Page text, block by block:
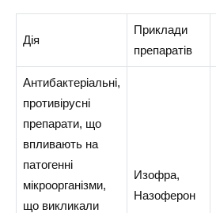
Дія
Приклади
препаратів
Антибактеріальні,
противірусні
препарати, що
впливають на
патогенні
мікроорганізми,
що викликали
Изофра,
Назоферон